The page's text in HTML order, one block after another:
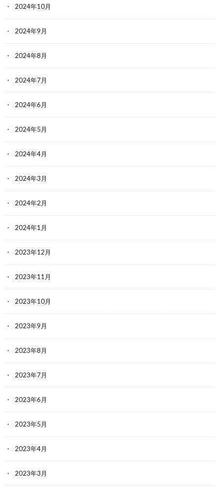
2024年10月
2024年9月
2024年8月
2024年7月
2024年6月
2024年5月
2024年4月
2024年3月
2024年2月
2024年1月
2023年12月
2023年11月
2023年10月
2023年9月
2023年8月
2023年7月
2023年6月
2023年5月
2023年4月
2023年3月